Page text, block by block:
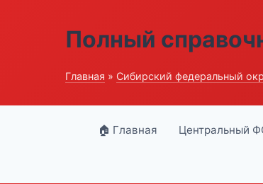
Полный
Главная » Сибирский федеральный
🏠 Главная Центральный